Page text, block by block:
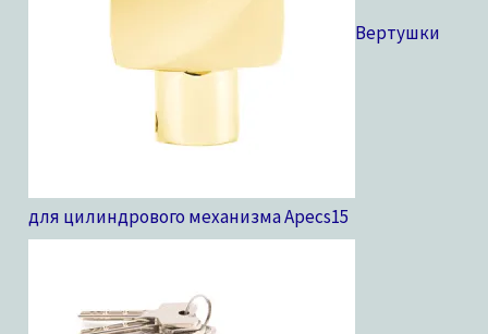
Вертушки
для цилиндрового механизма Apecs15